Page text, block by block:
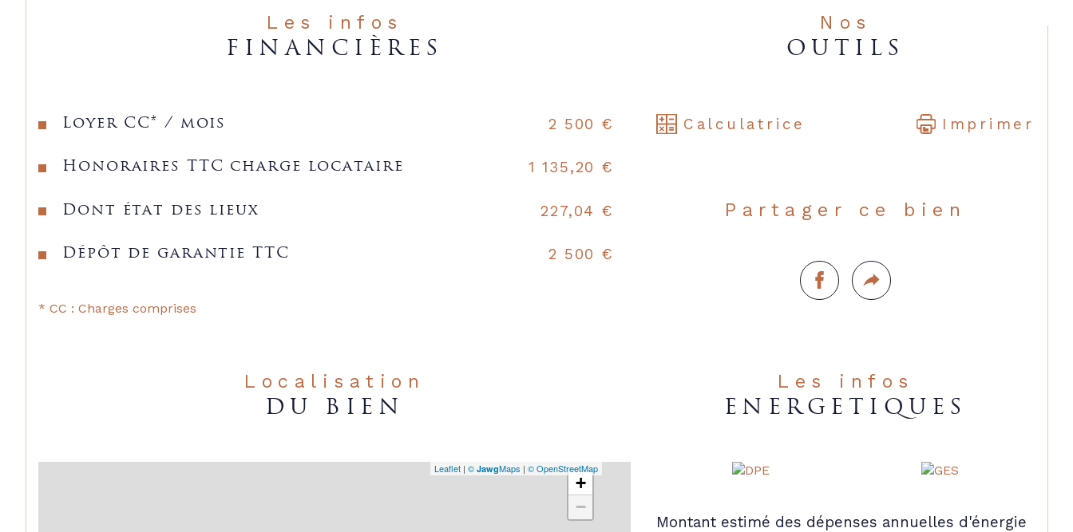
Les infos
FINANCIÈRES
Loyer CC* / mois 2 500 €
Honoraires TTC charge locataire 1 135,20 €
Dont état des lieux 227,04 €
Dépôt de garantie TTC 2 500 €
Nos
OUTILS
Calculatrice Imprimer
Partager ce bien
* CC : Charges comprises
Localisation
DU BIEN
+
−
Leaflet| © JawgMaps | © OpenStreetMap
Les infos
ENERGETIQUES
Montant estimé des dépenses annuelles d'énergie